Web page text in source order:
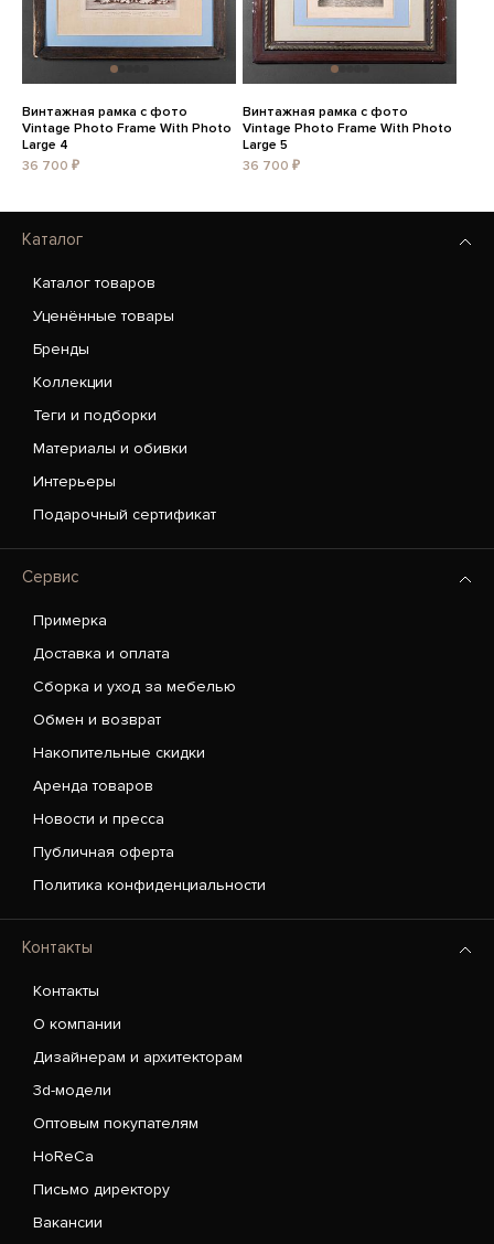
Винтажная рамка с фото
Vintage Photo Frame With Photo
Large 4
36 700 ₽
Винтажная рамка с фото
Vintage Photo Frame With Photo
Large 5
36 700 ₽
Каталог
Каталог товаров
Уценённые товары
Бренды
Коллекции
Теги и подборки
Материалы и обивки
Интерьеры
Подарочный сертификат
Сервис
Примерка
Доставка и оплата
Сборка и уход за мебелью
Обмен и возврат
Накопительные скидки
Аренда товаров
Новости и пресса
Публичная оферта
Политика конфиденциальности
Контакты
Контакты
О компании
Дизайнерам и архитекторам
3d-модели
Оптовым покупателям
HoReCa
Письмо директору
Вакансии